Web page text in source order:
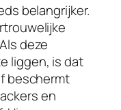
belangrijker.
deze
liggen, is dat
beschermt
en